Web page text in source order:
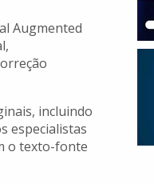
Augmented
incluindo
especialistas
o texto-fonte